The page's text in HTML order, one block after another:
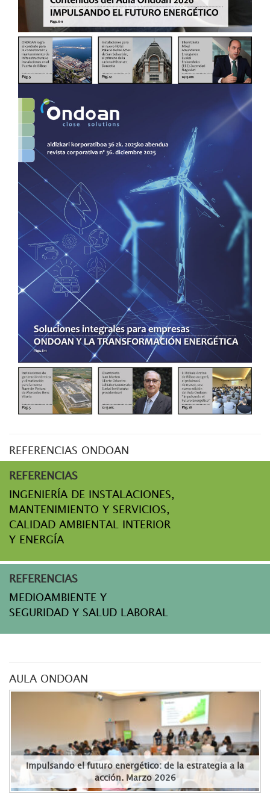
REFERENCIAS ONDOAN
REFERENCIAS
INGENIERÍA DE INSTALACIONES,
MANTENIMIENTO Y SERVICIOS,
CALIDAD AMBIENTAL INTERIOR
Y ENERGÍA
REFERENCIAS
MEDIOAMBIENTE Y
SEGURIDAD Y SALUD LABORAL
AULA ONDOAN
Impulsando el futuro energético: de la estrategia a la
acción. Marzo 2026